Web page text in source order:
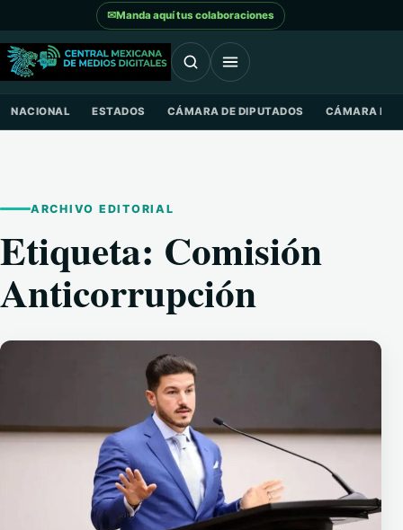
Saltar al contenido
✉Manda aquí tus colaboraciones
NACIONAL ESTADOS CÁMARA DE DIPUTADOS CÁMARA DE
ARCHIVO EDITORIAL
Etiqueta: Comisión
Anticorrupción